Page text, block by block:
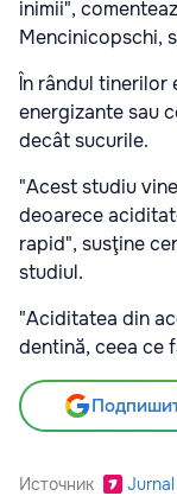
inimii",
Mencinicopschi,
În rândul tinerilor
energizante sau
decât sucurile.
"Acest studiu
deoarece
rapid", susţine
studiul.
"Aciditatea din
dentină, ceea ce
Источник Jurnal